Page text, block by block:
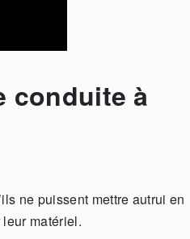
conduite à
ne puissent mettre autrui en
matériel.